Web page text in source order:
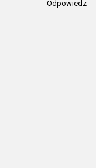
Odpowiedz